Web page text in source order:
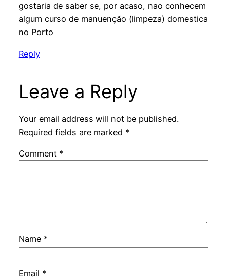
gostaria de saber se, por acaso, nao conhecem
algum curso de manuenção (limpeza) domestica
no Porto
Reply
Leave a Reply
Your email address will not be published.
Required fields are marked *
Comment *
Name *
Email *